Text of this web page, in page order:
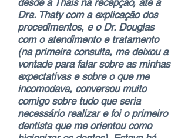
desde a Thaís na recepção, até a
Dra. Thaty com a explicação dos
procedimentos, e o Dr. Douglas
com o atendimento e tratamento
(na primeira consulta, me deixou a
vontade para falar sobre as minhas
expectativas e sobre o que me
incomodava, conversou muito
comigo sobre tudo que seria
necessário realizar e foi o primeiro
dentista que me orientou como